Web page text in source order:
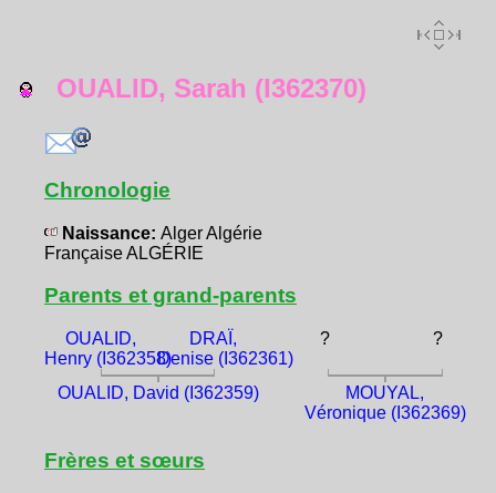
OUALID, Sarah (I362370)
Chronologie
Naissance: Alger Algérie
Française ALGÉRIE
Parents et grand-parents
OUALID,
Henry (I362358)
DRAÏ,
Denise (I362361)
? ?
OUALID, David (I362359)
MOUYAL,
Véronique (I362369)
Frères et sœurs